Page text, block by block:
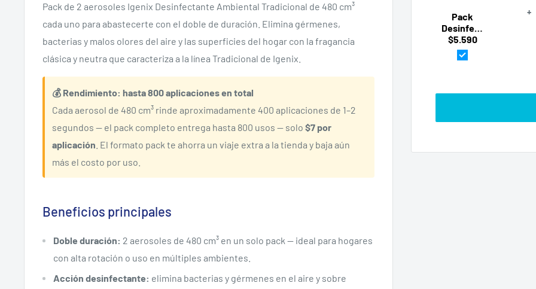
Pack
Desinfectante
Ambiental
Tradicional
2x
$5.590
+
Pack de 2 aerosoles Igenix Desinfectante Ambiental Tradicional de 480 cm³
cada uno para abastecerte con el doble de duración. Elimina gérmenes,
bacterias y malos olores del aire y las superficies del hogar con la fragancia
clásica y neutra que caracteriza a la línea Tradicional de Igenix.
💰 Rendimiento: hasta 800 aplicaciones en total
Cada aerosol de 480 cm³ rinde aproximadamente 400 aplicaciones de 1–2
segundos — el pack completo entrega hasta 800 usos — solo $7 por
aplicación . El formato pack te ahorra un viaje extra a la tienda y baja aún
más el costo por uso.
Beneficios principales
Doble duración: 2 aerosoles de 480 cm³ en un solo pack — ideal para hogares
con alta rotación o uso en múltiples ambientes.
Acción desinfectante: elimina bacterias y gérmenes en el aire y sobre